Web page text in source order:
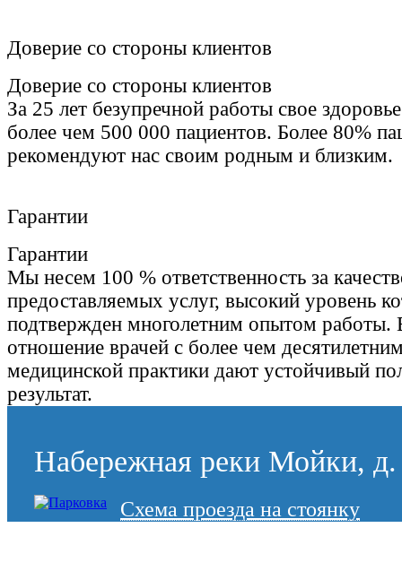
Доверие со стороны клиентов
Доверие со стороны клиентов
За 25 лет безупречной работы свое
более чем 500 000 пациентов. Более 80%
рекомендуют нас своим родным и близким.
Гарантии
Гарантии
Мы несем 100 % ответственность за
предоставляемых услуг, высокий уровень
подтвержден многолетним опытом работы.
отношение врачей с более чем
медицинской практики дают устойчивый
результат.
Набережная реки Мойки,
Схема проезда на стоянку